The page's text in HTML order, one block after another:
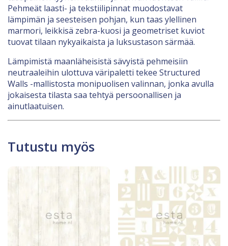
Pehmeät laasti- ja tekstiilipinnat muodostavat
lämpimän ja seesteisen pohjan, kun taas ylellinen
marmori, leikkisä zebra-kuosi ja geometriset kuviot
tuovat tilaan nykyaikaista ja luksustason särmää.
Lämpimistä maanläheisistä sävyistä pehmeisiin
neutraaleihin ulottuva väripaletti tekee Structured
Walls -mallistosta monipuolisen valinnan, jonka avulla
jokaisesta tilasta saa tehtyä persoonallisen ja
ainutlaatuisen.
Tutustu myös